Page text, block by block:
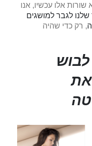
אלו עכשיו, אנו
לגבר למושגים
, רק כדי שהיה